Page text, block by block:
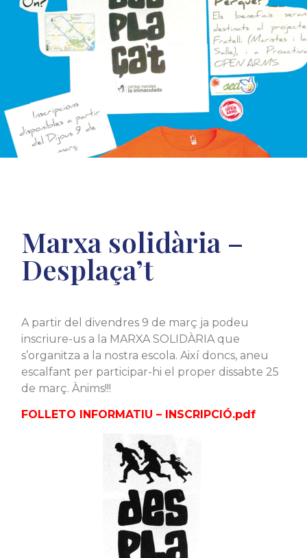
Marxa solidària –
Desplaça’t
A partir del divendres 9 de març ja podeu
inscriure-us a la MARXA SOLIDÀRIA que
s’organitza a la nostra escola. Així doncs, aneu
escalfant per participar-hi el proper dissabte 25
de març. Ànims!!!
FOLLETO INFORMATIU – INSCRIPCIÓ.pdf